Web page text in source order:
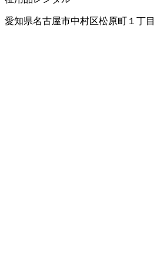
愛知県名古屋市中村区松原町１丁目